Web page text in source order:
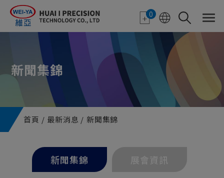
0
新聞集錦
首頁 最新消息 新聞集錦
新聞集錦 展會資訊
Cookie管理面板